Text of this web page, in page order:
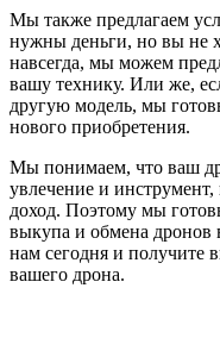
Мы также предлагаем
нужны деньги, но вы не
навсегда, мы можем
вашу технику. Или же,
другую модель, мы
нового приобретения.
Мы понимаем, что ваш
увлечение и
доход. Поэтому мы
выкупа и обмена дронов
нам сегодня и получите
вашего дрона.